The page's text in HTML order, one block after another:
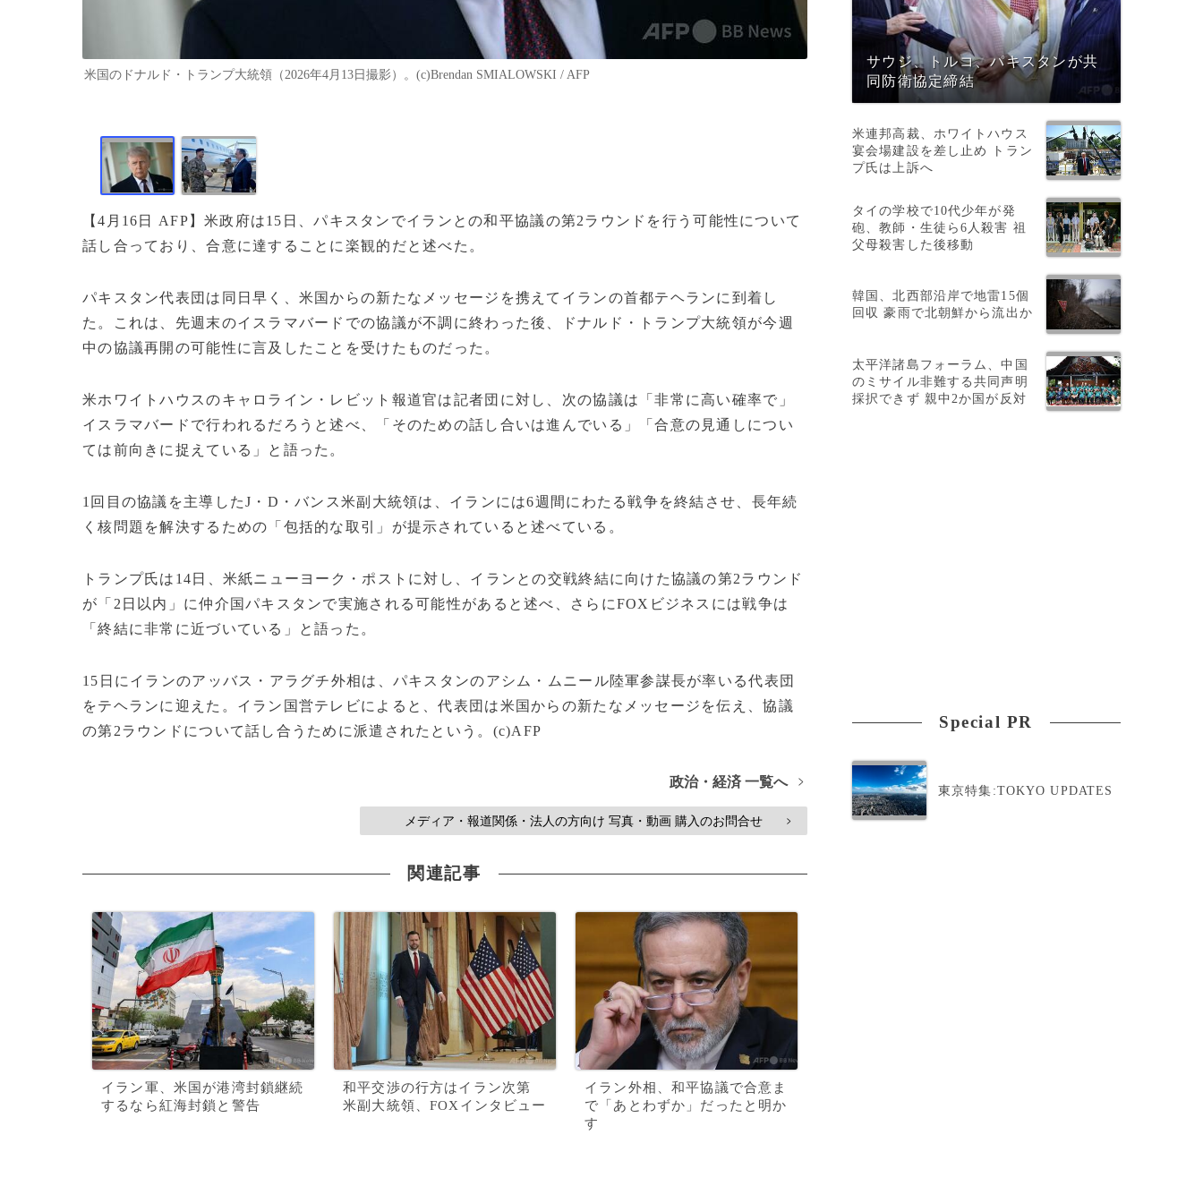
米国のドナルド・トランプ大統領（2026年4月13日撮影）。(c)Brendan SMIALOWSKI / AFP
【4月16日 AFP】米政府は15日、パキスタンでイランとの和平協議の第2ラウンドを行う可能性について
話し合っており、合意に達することに楽観的だと述べた。
パキスタン代表団は同日早く、米国からの新たなメッセージを携えてイランの首都テヘランに到着し
た。これは、先週末のイスラマバードでの協議が不調に終わった後、ドナルド・トランプ大統領が今週
中の協議再開の可能性に言及したことを受けたものだった。
米ホワイトハウスのキャロライン・レビット報道官は記者団に対し、次の協議は「非常に高い確率で」
イスラマバードで行われるだろうと述べ、「そのための話し合いは進んでいる」「合意の見通しについ
ては前向きに捉えている」と語った。
1回目の協議を主導したJ・D・バンス米副大統領は、イランには6週間にわたる戦争を終結させ、長年続
く核問題を解決するための「包括的な取引」が提示されていると述べている。
トランプ氏は14日、米紙ニューヨーク・ポストに対し、イランとの交戦終結に向けた協議の第2ラウンド
が「2日以内」に仲介国パキスタンで実施される可能性があると述べ、さらにFOXビジネスには戦争は
「終結に非常に近づいている」と語った。
15日にイランのアッバス・アラグチ外相は、パキスタンのアシム・ムニール陸軍参謀長が率いる代表団
をテヘランに迎えた。イラン国営テレビによると、代表団は米国からの新たなメッセージを伝え、協議
の第2ラウンドについて話し合うために派遣されたという。(c)AFP
政治・経済 一覧へ >
メディア・報道関係・法人の方向け 写真・動画 購入のお問合せ >
関連記事
イラン軍、米国が港湾封鎖継続
するなら紅海封鎖と警告
和平交渉の行方はイラン次第
米副大統領、FOXインタビュー
イラン外相、和平協議で合意ま
で「あとわずか」だったと明か
す
サウジ、トルコ、パキスタンが共
同防衛協定締結
米連邦高裁、ホワイトハウス
宴会場建設を差し止め トラン
プ氏は上訴へ
タイの学校で10代少年が発
砲、教師・生徒ら6人殺害 祖
父母殺害した後移動
韓国、北西部沿岸で地雷15個
回収 豪雨で北朝鮮から流出か
太平洋諸島フォーラム、中国
のミサイル非難する共同声明
採択できず 親中2か国が反対
Special PR
東京特集:TOKYO UPDATES